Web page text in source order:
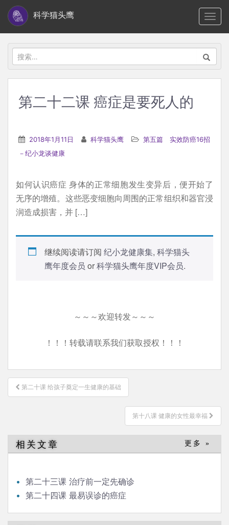
i
科学猫头鹰
搜
索：
第二十二课 癌症是要死人的
2018年1月11日 科学猫头鹰
第五篇 实效防癌16招
－纪小龙谈健康
如何认识癌症 身体的正常细胞发生变异后，便开始了
无序的增殖。这些恶变细胞向周围的正常组织和器官浸
润造成损害，并 […]
继续阅读请订阅 纪小龙健康集, 科学猫头
鹰年度会员 or科学猫头鹰年度VIP会员.
～～～欢迎转发～～～
！！！转载请联系我们获取授权！！！
文
章
第二十课 给孩子奠定一生健康的基础
第十八课 健康的女性最幸福
相关文章 更多 »
第二十三课 治疗前一定先确诊
第二十四课 最易误诊的癌症